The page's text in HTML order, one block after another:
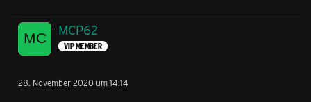
MCP62
VIP MEMBER
28. November 2020 um 14:14